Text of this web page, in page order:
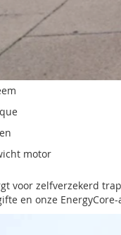
motor
voor zelfverzekerd
en onze